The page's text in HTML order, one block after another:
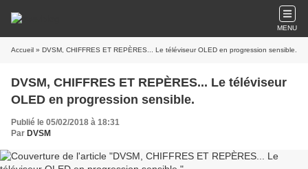
MENU
Accueil » DVSM, CHIFFRES ET REPÈRES... Le téléviseur OLED en progression sensible.
DVSM, CHIFFRES ET REPÈRES... Le téléviseur
OLED en progression sensible.
Publié le 05/02/2018 à 18:31
Par DVSM